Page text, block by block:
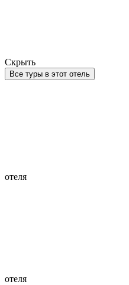
Скрыть
Все туры в этот отель
отеля
отеля